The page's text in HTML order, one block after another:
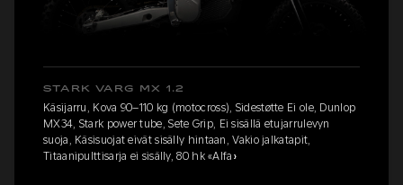
STARK VARG MX 1.2
Käsijarru, Kova 90–110 kg (motocross), Sidestøtte Ei ole, Dunlop
MX34, Stark power tube, Sete Grip, Ei sisällä etujarrulevyn
suoja, Käsisuojat eivät sisälly hintaan, Vakio jalkatapit,
Titaanipulttisarja ei sisälly, 80 hk «Alfa»